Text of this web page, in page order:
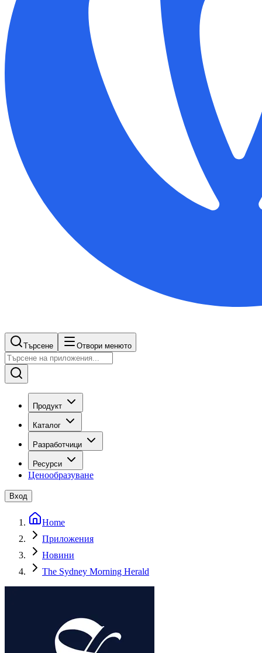
Търсене Отвори менюто
Продукт
Каталог
Разработчици
Ресурси
Ценообразуване
Вход
Home
Приложения
Новини
The Sydney Morning Herald